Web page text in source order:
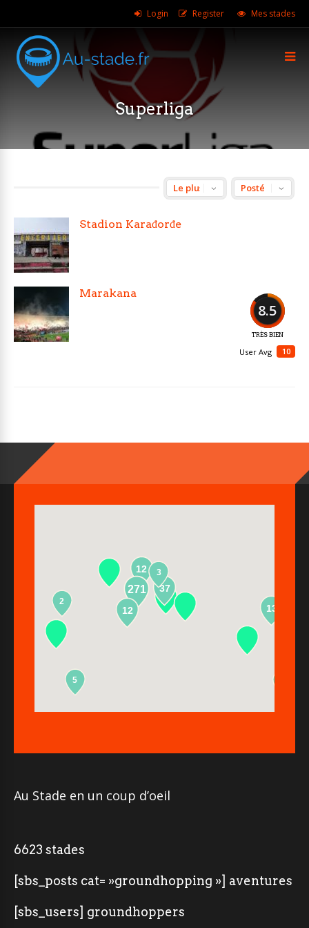
Login Register Mes stades
Superliga
Stadion Karađorđe
8.5
TRÈS BIEN
10
User Avg
Marakana
12
271
13
37
2
5
12
3
Au Stade en un coup d’oeil
6623 stades
[sbs_posts cat= »groundhopping »] aventures
[sbs_users] groundhoppers